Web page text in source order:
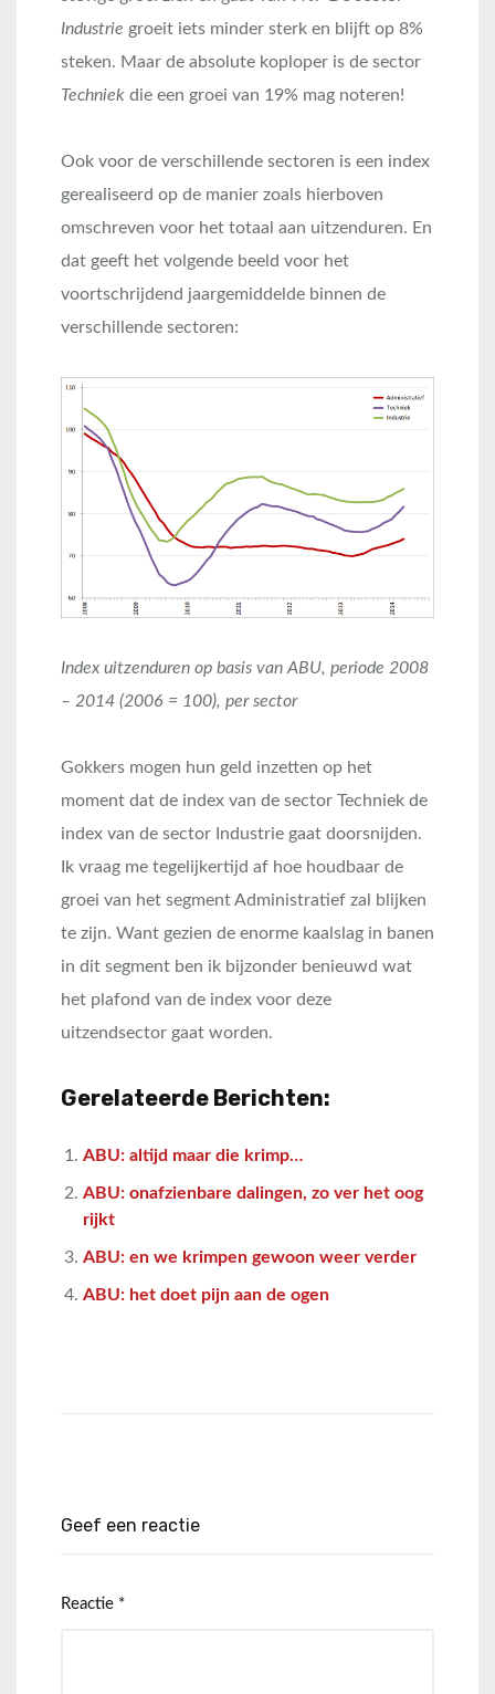
Industrie groeit iets minder sterk en blijft op 8%
steken. Maar de absolute koploper is de sector
Techniek die een groei van 19% mag noteren!
Ook voor de verschillende sectoren is een index
gerealiseerd op de manier zoals hierboven
omschreven voor het totaal aan uitzenduren. En
dat geeft het volgende beeld voor het
voortschrijdend jaargemiddelde binnen de
verschillende sectoren:
Index uitzenduren op basis van ABU, periode 2008
– 2014 (2006 = 100), per sector
Gokkers mogen hun geld inzetten op het
moment dat de index van de sector Techniek de
index van de sector Industrie gaat doorsnijden.
Ik vraag me tegelijkertijd af hoe houdbaar de
groei van het segment Administratief zal blijken
te zijn. Want gezien de enorme kaalslag in banen
in dit segment ben ik bijzonder benieuwd wat
het plafond van de index voor deze
uitzendsector gaat worden.
Gerelateerde Berichten:
ABU: altijd maar die krimp…
ABU: onafzienbare dalingen, zo ver het oog
rijkt
ABU: en we krimpen gewoon weer verder
ABU: het doet pijn aan de ogen
Geef een reactie
Reactie *